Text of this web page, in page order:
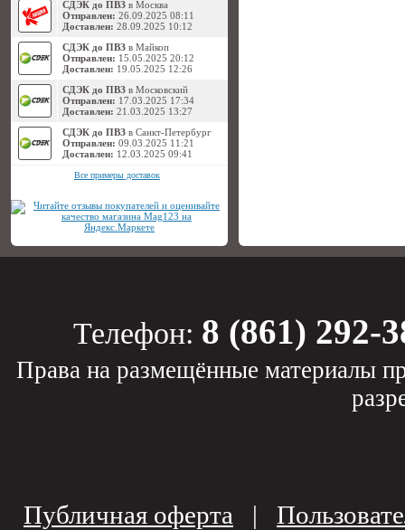
СДЭК до ПВЗ в Москва
Отправлен: 26.09.2025 08:11
Доставлен: 28.09.2025 10:12
СДЭК до ПВЗ в Майкоп
Отправлен: 15.05.2025 20:12
Доставлен: 19.05.2025 12:26
СДЭК до ПВЗ в Московский
Отправлен: 17.03.2025 17:34
Доставлен: 21.03.2025 13:27
СДЭК до ПВЗ в Санкт-Петербург
Отправлен: 09.03.2025 11:21
Доставлен: 12.03.2025 09:41
Все примеры доставок
Телефон: 8 (861) 292-
Права на размещённые материалы
Публичная оферта |